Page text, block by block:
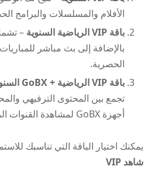
الأفلام والمسلسلات والبرامج
باقة VIP الرياضية السنوية
بالإضافة إلى بث مباشر
الحصرية.
باقة VIP الرياضية + GoBX السنوية
تجمع بين المحتوى الترفيهي
أجهزة GoBX لمشاهدة القنوات المشفرة بجودة عالية.
يمكنك اختيار الباقة التي تناسبك
شاهد VIP